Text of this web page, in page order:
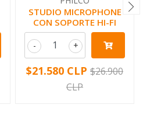
STUDIO MICROPHONE
CON SOPORTE HI-FI
+
-
$21.580 CLP $26.900
CLP